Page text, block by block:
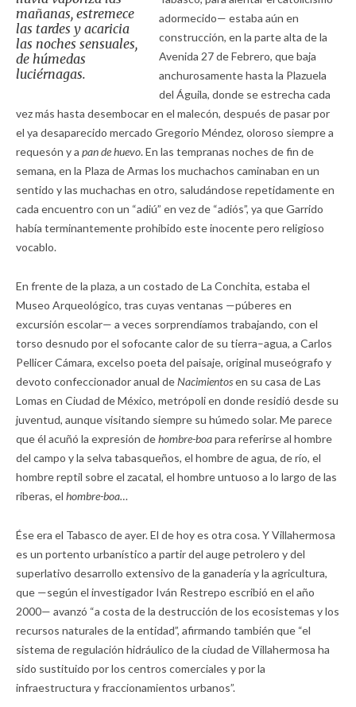
mañanas, estremece
las tardes y acaricia
las noches sensuales,
de húmedas
luciérnagas.
adormecido— estaba aún en
construcción, en la parte alta de la
Avenida 27 de Febrero, que baja
anchurosamente hasta la Plazuela
del Águila, donde se estrecha cada
vez más hasta desembocar en el malecón, después de pasar por
el ya desaparecido mercado Gregorio Méndez, oloroso siempre a
requesón y a pan de huevo. En las tempranas noches de fin de
semana, en la Plaza de Armas los muchachos caminaban en un
sentido y las muchachas en otro, saludándose repetidamente en
cada encuentro con un “adiú” en vez de “adiós”, ya que Garrido
había terminantemente prohibido este inocente pero religioso
vocablo.
En frente de la plaza, a un costado de La Conchita, estaba el
Museo Arqueológico, tras cuyas ventanas —púberes en
excursión escolar— a veces sorprendíamos trabajando, con el
torso desnudo por el sofocante calor de su tierra–agua, a Carlos
Pellicer Cámara, excelso poeta del paisaje, original museógrafo y
devoto confeccionador anual deNacimientosen su casa de Las
Lomas en Ciudad de México, metrópoli en donde residió desde su
juventud, aunque visitando siempre su húmedo solar. Me parece
que él acuñó la expresión dehombre-boapara referirse al hombre
del campo y la selva tabasqueños, el hombre de agua, de río, el
hombre reptil sobre el zacatal, el hombre untuoso a lo largo de las
riberas, el hombre-boa…
Ése era el Tabasco de ayer. El de hoy es otra cosa. Y Villahermosa
es un portento urbanístico a partir del auge petrolero y del
superlativo desarrollo extensivo de la ganadería y la agricultura,
que —según el investigador Iván Restrepo escribió en el año
2000— avanzó “a costa de la destrucción de los ecosistemas y los
recursos naturales de la entidad”, afirmando también que “el
sistema de regulación hidráulico de la ciudad de Villahermosa ha
sido sustituido por los centros comerciales y por la
infraestructura y fraccionamientos urbanos”.